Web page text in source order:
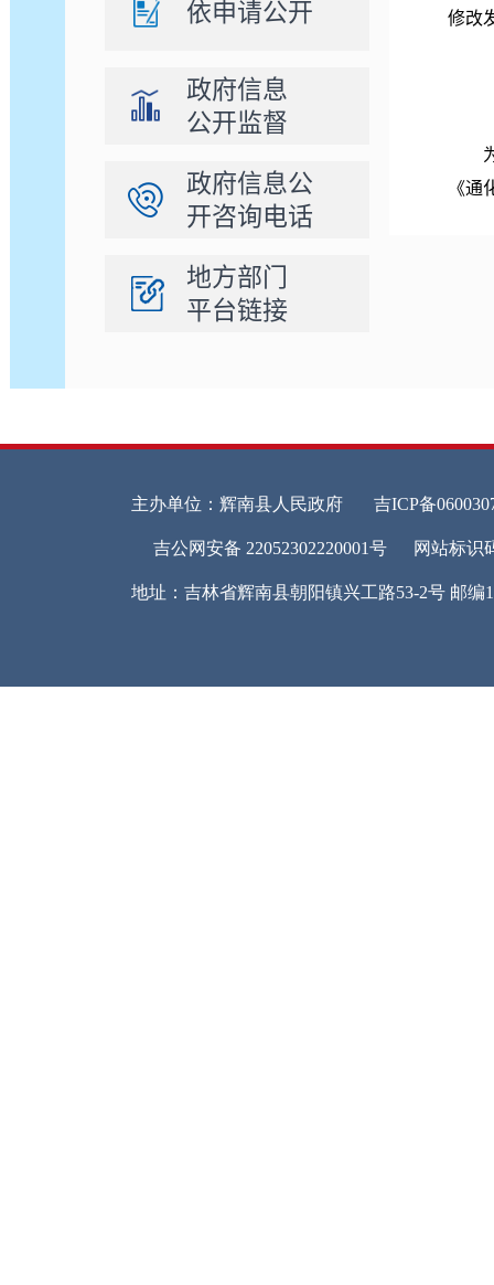
依申请公开
政府信息
公开监督
政府信息公
开咨询电话
地方部门
平台链接
修改
为
《
奖惩
事业
事公
行义